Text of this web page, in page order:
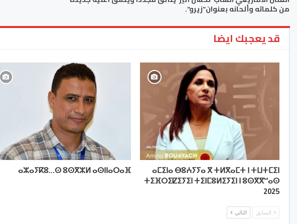
من كلماته وألحانه بعنوان”زيرو”.
قد يعجبك ايضا
ⴰⵎⵉⵏⴰ ⴱⵓⵄⵢⵢⴰ ⴳ ⵜⵍⴳⴰⵎⵜ ⵏ ⵜⵡⵜⵎⵉⵏ
ⵜⵉⴼⵔⵉⵇⵉⵢⵉⵏ ⵜⵉⵏⵎⵓⵍⵉⵢⵉⵏ ⵏ ⵓⵙⴳⴳⵯⴰⵙ
2025
ⴰⵣⴰⵢⴽⵓ…ⵙ ⵓⵙⴳⵣⵍ ⴰⵙⵏⵏⴰⵔⴰⴼ
السابق التالي